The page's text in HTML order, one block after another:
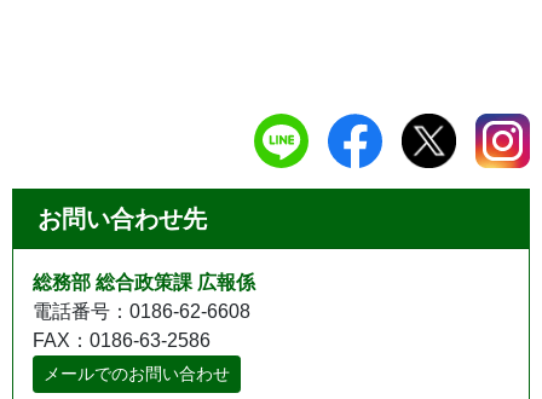
お問い合わせ先
総務部 総合政策課 広報係
電話番号：0186-62-6608
FAX：0186-63-2586
メールでのお問い合わせ